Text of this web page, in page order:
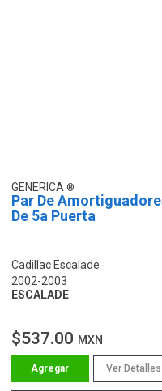
GENERICA
Par De
De 5a Puerta
Cadillac Escalade
2002-2003
ESCALADE
$537.00 MXN
Ver Detalles